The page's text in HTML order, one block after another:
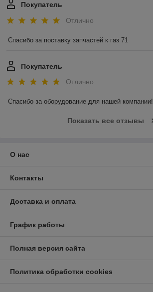
Покупатель
Отлично
Спасибо за поставку запчастей к газ 71
Покупатель
Отлично
Спасибо за оборудование для нашей компании!
Показать все отзывы
О нас
Контакты
Доставка и оплата
График работы
Полная версия сайта
Политика обработки cookies